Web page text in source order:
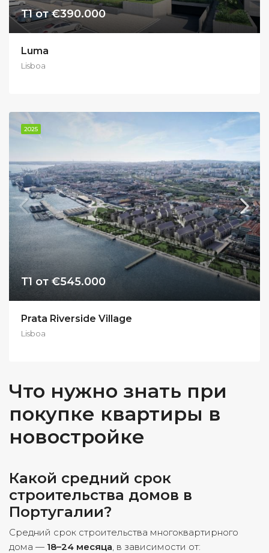
Т1 от €390.000
Luma
Lisboa
2025
Т1 от €545.000
Prata Riverside Village
Lisboa
Что нужно знать при
покупке квартиры в
новостройке
Какой средний срок
строительства домов в
Португалии?
Средний срок строительства многоквартирного
дома — 18–24 месяца , в зависимости от: